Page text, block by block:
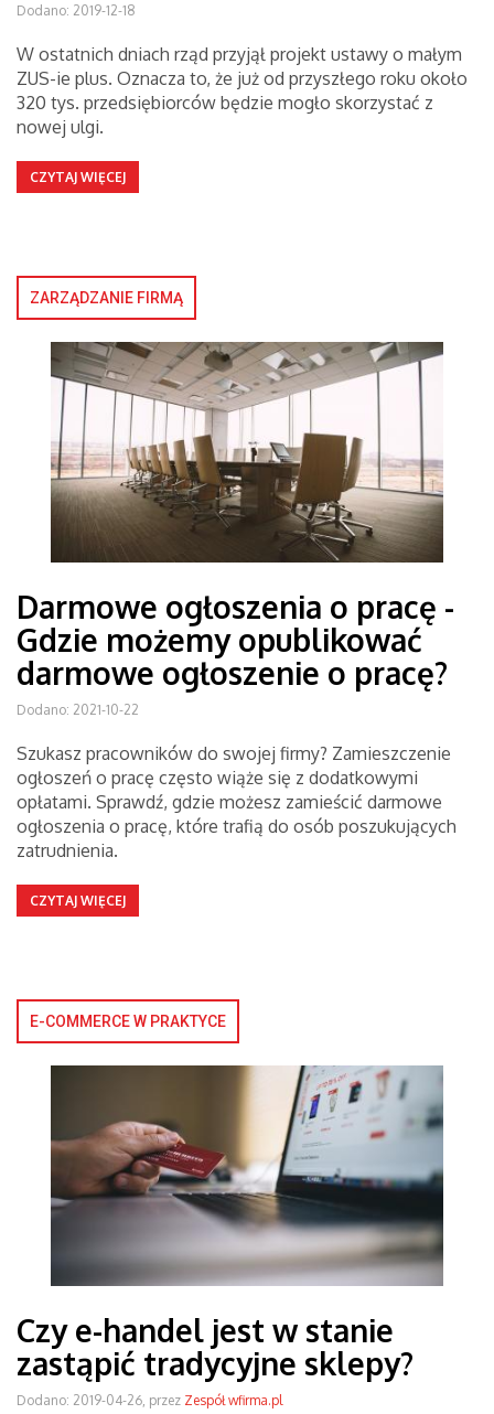
Dodano: 2019-12-18
W ostatnich dniach rząd przyjął projekt ustawy o małym
ZUS-ie plus. Oznacza to, że już od przyszłego roku około
320 tys. przedsiębiorców będzie mogło skorzystać z
nowej ulgi.
CZYTAJ WIĘCEJ
ZARZĄDZANIE FIRMĄ
Darmowe ogłoszenia o pracę -
Gdzie możemy opublikować
darmowe ogłoszenie o pracę?
Dodano: 2021-10-22
Szukasz pracowników do swojej firmy? Zamieszczenie
ogłoszeń o pracę często wiąże się z dodatkowymi
opłatami. Sprawdź, gdzie możesz zamieścić darmowe
ogłoszenia o pracę, które trafią do osób poszukujących
zatrudnienia.
CZYTAJ WIĘCEJ
E-COMMERCE W PRAKTYCE
Czy e-handel jest w stanie
zastąpić tradycyjne sklepy?
Dodano: 2019-04-26, przez Zespół wfirma.pl